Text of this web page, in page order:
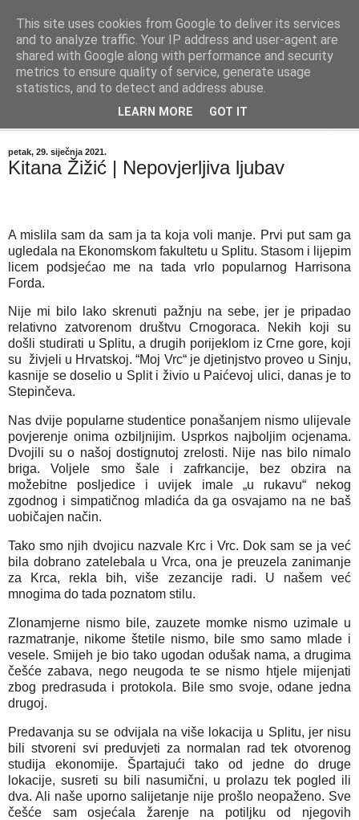
"Kvaka"
Časopis za književnost ISSN 2459-5632
petak, 29. siječnja 2021.
Kitana Žižić | Nepovjerljiva ljubav
A mislila sam da sam ja ta koja voli manje. Prvi put sam ga
ugledala na Ekonomskom fakultetu u Splitu. Stasom i lijepim
licem podsjećao me na tada vrlo popularnog Harrisona
Forda.
Nije mi bilo lako skrenuti pažnju na sebe, jer je pripadao
relativno zatvorenom društvu Crnogoraca. Nekih koji su
došli studirati u Splitu, a drugih porijeklom iz Crne gore, koji
su živjeli u Hrvatskoj. “Moj Vrc“ je djetinjstvo proveo u Sinju,
kasnije se doselio u Split i živio u Paićevoj ulici, danas je to
Stepinčeva.
Nas dvije popularne studentice ponašanjem nismo ulijevale
povjerenje onima ozbiljnijim. Usprkos najboljim ocjenama.
Dvojili su o našoj dostignutoj zrelosti. Nije nas bilo nimalo
briga. Voljele smo šale i zafrkancije, bez obzira na
možebitne posljedice i uvijek imale „u rukavu“ nekog
zgodnog i simpatičnog mladića da ga osvajamo na ne baš
uobičajen način.
Tako smo njih dvojicu nazvale Krc i Vrc. Dok sam se ja već
bila dobrano zatelebala u Vrca, ona je preuzela zanimanje
za Krca, rekla bih, više zezancije radi. U našem već
mnogima do tada poznatom stilu.
Zlonamjerne nismo bile, zauzete momke nismo uzimale u
razmatranje, nikome štetile nismo, bile smo samo mlade i
vesele. Smijeh je bio tako ugodan odušak nama, a drugima
češće zabava, nego neugoda te se nismo htjele mijenjati
zbog predrasuda i protokola. Bile smo svoje, odane jedna
drugoj.
Predavanja su se odvijala na više lokacija u Splitu, jer nisu
bili stvoreni svi preduvjeti za normalan rad tek otvorenog
studija ekonomije. Špartajući tako od jedne do druge
lokacije, susreti su bili nasumični, u prolazu tek pogled ili
dva. Ali naše uporno salijetanje nije prošlo neopaženo. Sve
češće sam osjećala žarenje na potiljku od njegovih
This site uses cookies from Google to deliver its services
and to analyze traffic. Your IP address and user-agent are
shared with Google along with performance and security
metrics to ensure quality of service, generate usage
statistics, and to detect and address abuse.
LEARN MORE GOT IT